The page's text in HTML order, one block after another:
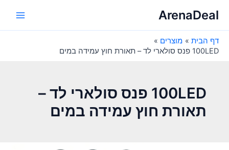
לתוכןArenaDeal
דף הבית
מוצרים
100LED פנס סולארי לד – תאורת חוץ עמידה במים
100LED פנס סולארי לד –
תאורת חוץ עמידה במים